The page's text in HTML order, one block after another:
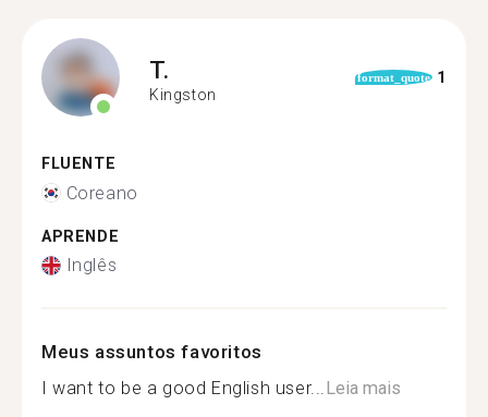
T.
Kingston
format_quote 1
FLUENTE
Coreano
APRENDE
Inglês
Meus assuntos favoritos
I want to be a good English user...Leia mais